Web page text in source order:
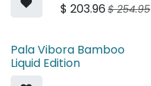
$ 203.96 $254.95
Pala Vibora Bamboo
Liquid Edition